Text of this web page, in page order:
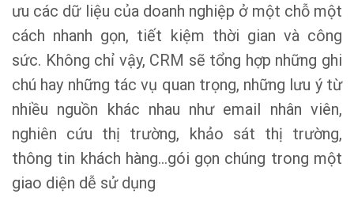
ưu các dữ liệu của doanh nghiệp ở một chỗ một
cách nhanh gọn, tiết kiệm thời gian và công
sức. Không chỉ vậy, CRM sẽ tổng hợp những ghi
chú hay những tác vụ quan trọng, những lưu ý từ
nhiều nguồn khác nhau như email nhân viên,
nghiên cứu thị trường, khảo sát thị trường,
thông tin khách hàng…gói gọn chúng trong một
giao diện dễ sử dụng